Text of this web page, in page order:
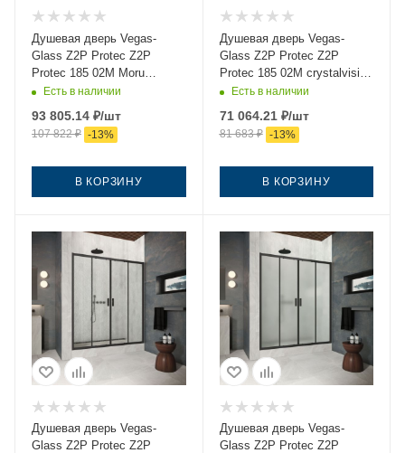
Душевая дверь Vegas-
Glass Z2P Protec Z2P
Protec 185 02М Moru
185х200 стекло рифленое
Есть в наличии
93 805.14 ₽/шт
107 822₽ -13%
В КОРЗИНУ
Душевая дверь Vegas-
Glass Z2P Protec Z2P
Protec 185 02М crystalvision
185х200 стекло прозрачное
Есть в наличии
71 064.21₽/шт
81 683₽ -13%
В КОРЗИНУ
Душевая дверь Vegas-
Glass Z2P Protec Z2P
Душевая дверь Vegas-
Glass Z2P Protec Z2P